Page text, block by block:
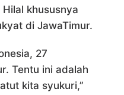
khususnya
di JawaTimur.
27
Tentu ini adalah
kita syukuri,”